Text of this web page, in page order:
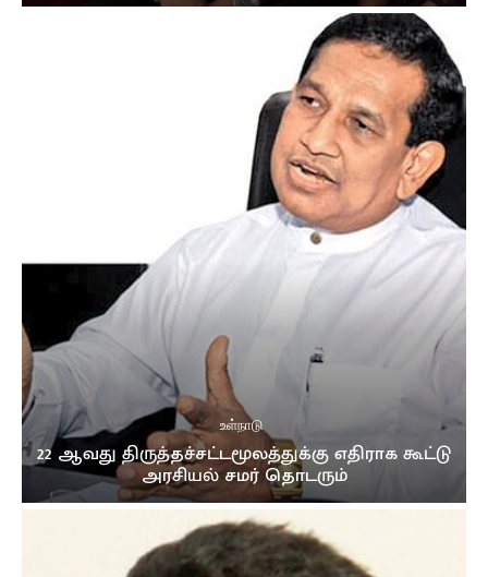
உள்நாடு
22 ஆவது திருத்தச்சட்டமூலத்துக்கு எதிராக கூட்டு
அரசியல் சமர் தொடரும்